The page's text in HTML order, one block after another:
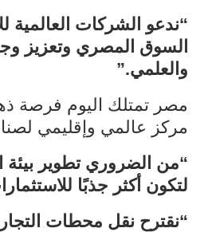
“ندعو الشركات العالمية
السوق المصري وتعزيز
والعلمي.”
مصر تمتلك اليوم فرصة
مركز عالمي وإقليمي
“من الضروري تطوير بيئة
لتكون أكثر جذبًا
“نقترح نقل محطات